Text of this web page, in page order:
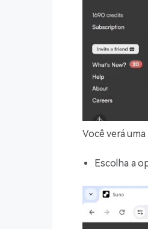
Você verá
Escolha a